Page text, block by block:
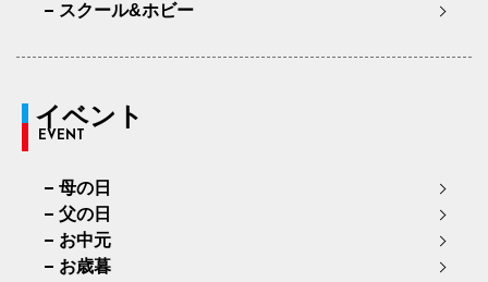
スクール&ホビー
イベント
EVENT
母の日
父の日
お中元
お歳暮